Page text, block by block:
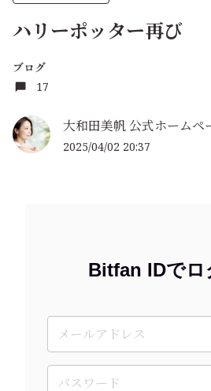
ハリーポッター再び
ブログ
17
大和田美帆 公式ホームペ
2025/04/02 20:37
Bitfan IDでロ